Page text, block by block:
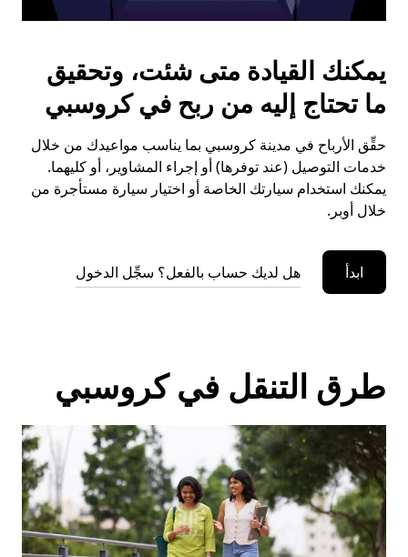
يمكنك القيادة متى شئت، وتحقيق
ما تحتاج إليه من ربح في كروسبي
حقِّق الأرباح في مدينة كروسبي بما يناسب مواعيدك من خلال
خدمات التوصيل (عند توفرها) أو إجراء المشاوير، أو كليهما.
يمكنك استخدام سيارتك الخاصة أو اختيار سيارة مستأجرة من
خلال أوبر.
ابدأ هل لديك حساب بالفعل؟ سجِّل الدخول
طرق التنقل في كروسبي